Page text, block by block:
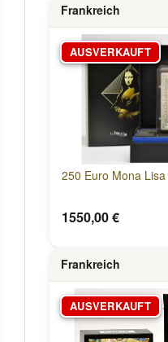
Frankreich
AUSVERKAUFT
250 Euro Mona
1550,00 €
Frankreich
AUSVERKAUFT